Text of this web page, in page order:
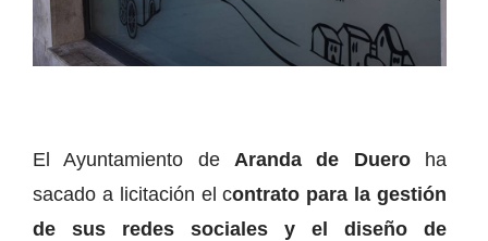
El Ayuntamiento de Aranda de Dueroha
sacado a licitación el contrato para la gestión
de sus redes sociales y el diseño de